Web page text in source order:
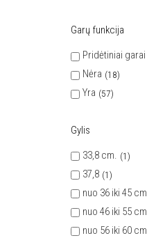
Garų funkcija
Pridėtiniai garai
Nėra 18
Yra 57
Gylis
33,8 cm.
1
37,8 1
nuo 36 iki 45 cm
nuo 46 iki 55 cm
nuo 56 iki 60 cm